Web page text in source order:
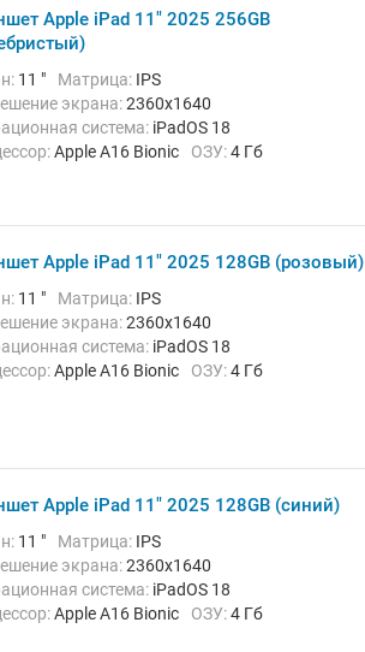
связь: Bluetooth, Wi-Fi
Apple iPad 11" 2025 256GB
11 " Матрица: IPS
экрана:2360x1640
система: iPadOS 18
Apple A16 Bionic ОЗУ:4 Гб
связь:Bluetooth, Wi-Fi Вес:477 г
Apple iPad 11" 2025 128GB (розовый)
11 " Матрица: IPS
экрана:2360x1640
система: iPadOS 18
Apple A16 Bionic ОЗУ:4 Гб
Apple iPad 11" 2025 128GB (синий)
11 " Матрица: IPS
экрана:2360x1640
система: iPadOS 18
Apple A16 Bionic ОЗУ:4 Гб